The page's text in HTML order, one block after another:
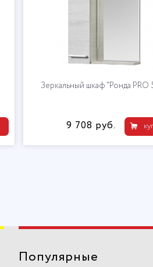
Зеркальный шкаф "Ронда PRO
9 708 руб.
Популярные